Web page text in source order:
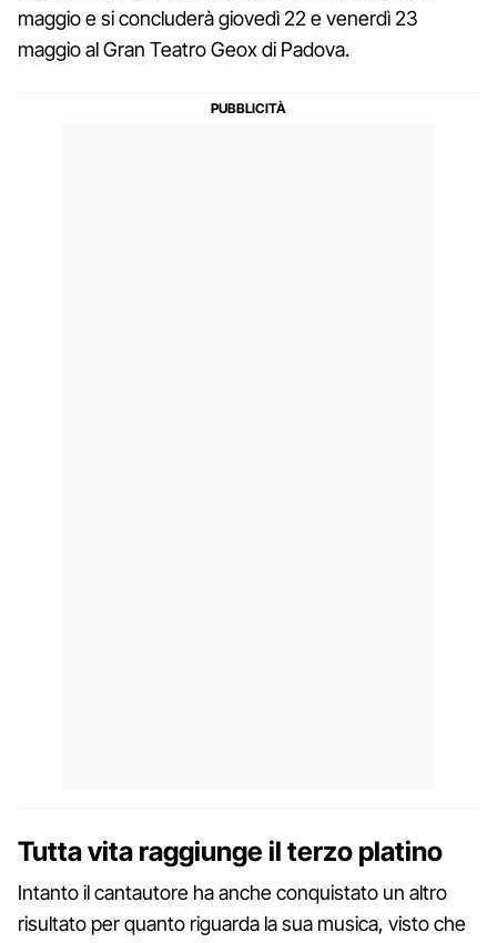
maggio e si concluderà giovedì 22 e venerdì 23
maggio al Gran Teatro Geox di Padova.
Tutta vita raggiunge il terzo platino
Intanto il cantautore ha anche conquistato un altro
risultato per quanto riguarda la sua musica, visto che